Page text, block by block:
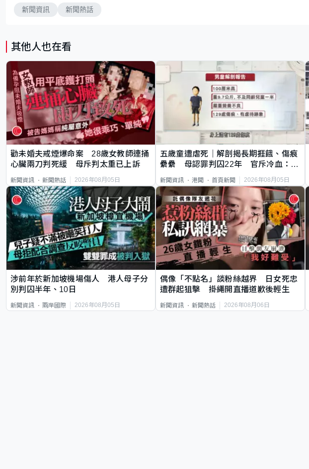
新聞資訊 新聞熱話
其他人也在看
勸未婚夫戒煙爆命案 28歲女教師連捅
心臟兩刀判死緩 母斥判太重已上訴
新聞資訊 新聞熱話 2026年08月05日
五歲童遭虐死｜解剖揭長期捱餓、傷痕
纍纍 母認罪判囚22年 官斥冷血：同
新聞資訊 港聞 首頁新聞 2026年08月05日
涉前年於新加坡機場傷人 港人母子分
別判囚半年、10日
新聞資訊 兩岸國際 2026年08月05日
偶像「不點名」談粉絲越界 日女死忠
遭群起狙擊 掛繩開直播道歉後輕生
新聞資訊 新聞熱話 2026年08月06日